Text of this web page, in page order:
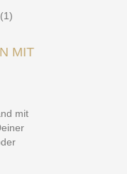
MIT
mit